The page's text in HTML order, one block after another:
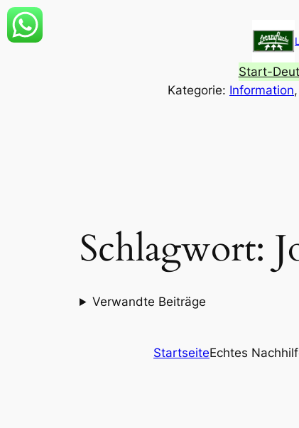
Zum
Inhalt
Start-
Kategorie: Information,
Schlagwort:
Verwandte Beiträge
StartseiteEchtes